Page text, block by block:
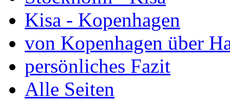
Kisa - Kopenhagen
von Kopenhagen über
persönliches Fazit
Alle Seiten